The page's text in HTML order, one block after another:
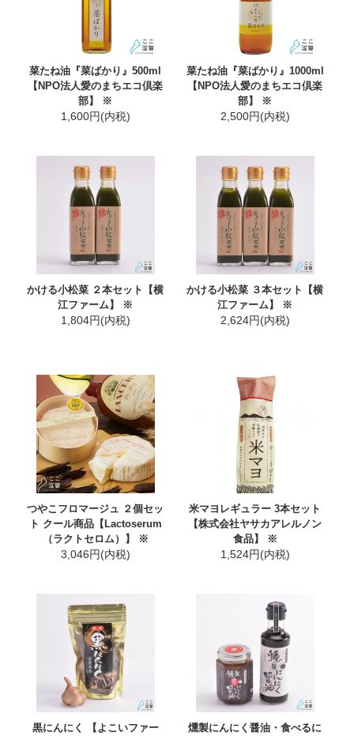
菜たね油『菜ばかり』500ml
【NPO法人愛のまちエコ倶楽
部】 ※
1,600円(内税)
菜たね油『菜ばかり』1000ml
【NPO法人愛のまちエコ倶楽
部】 ※
2,500円(内税)
かける小松菜 ２本セット【横
江ファーム】 ※
1,804円(内税)
かける小松菜 ３本セット【横
江ファーム】 ※
2,624円(内税)
つやこフロマージュ ２個セッ
ト クール商品【Lactoserum
（ラクトセロム）】 ※
3,046円(内税)
米マヨレギュラー 3本セット
【株式会社ヤサカアレルノン
食品】 ※
1,524円(内税)
黒にんにく 【よこいファー
燻製にんにく醤油・食べるに